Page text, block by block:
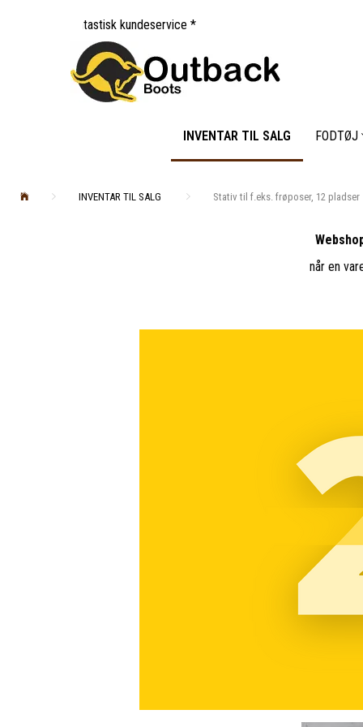
kundeservice *
INVENTAR TIL SALG FODTØJ
INVENTAR TIL SALG Stativ til f.eks. frøposer, 12 pladser
når en